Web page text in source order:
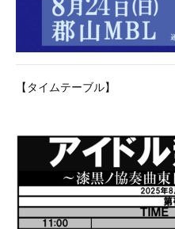
【タイムテーブル】